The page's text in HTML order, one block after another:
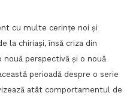
cu multe cerințe noi și
la chiriași, însă criza din
nouă perspectivă și o nouă
perioadă despre o serie
atât comportamentul de